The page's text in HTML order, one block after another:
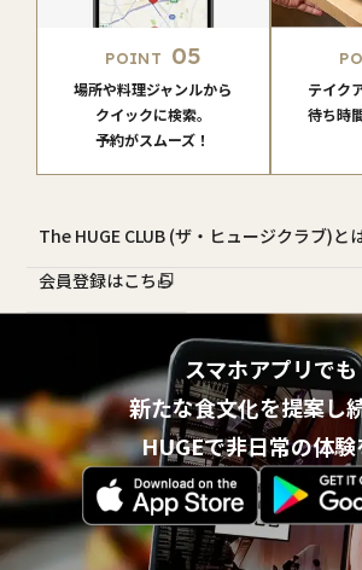
POINT 05
場所や料理ジャンルから
クイックに検索。
予約がスムーズ！
テイク
待ち時
The HUGE CLUB (ザ・ヒュージクラブ)と
会員登録はこちら
スマホアプリでも
新たな食文化を提案し
HUGEで非日常の体験